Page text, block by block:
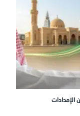
الإمدادات